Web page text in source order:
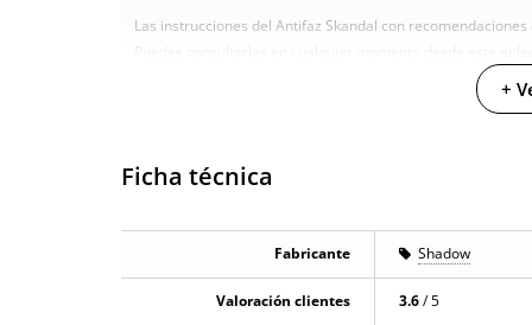
Las instrucciones del Antifaz Skandal con
ofrecer un mejor servicio al resto de usuarios.
+
Ficha técnica
Fabricante Shadow
Valoración clientes 3.6/ 5